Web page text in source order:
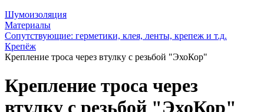
Шумоизоляция
Материалы
Сопутствующие: герметики, клея, ленты, крепеж и т.д.
Крепёж
Крепление троса через втулку с резьбой "ЭхоКор"
Крепление троса через
втулку с резьбой "ЭхоКор"